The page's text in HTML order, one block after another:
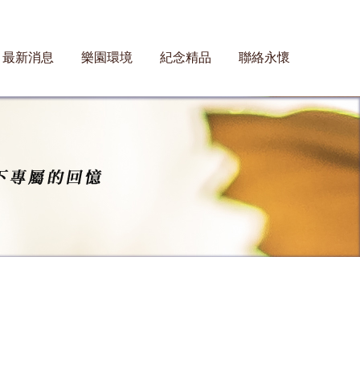
最新消息 樂園環境 紀念精品 聯絡永懷